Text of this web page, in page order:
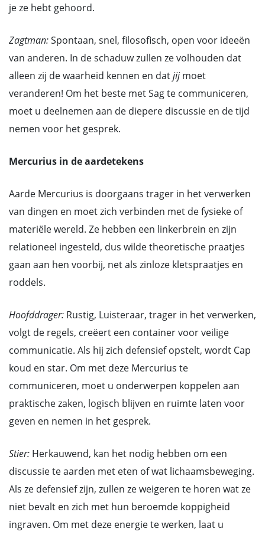
je ze hebt gehoord.
Zagtman:Spontaan, snel, filosofisch, open voor ideeën
van anderen. In de schaduw zullen ze volhouden dat
alleen zij de waarheid kennen en datjijmoet
veranderen! Om het beste met Sag te communiceren,
moet u deelnemen aan de diepere discussie en de tijd
nemen voor het gesprek.
Mercurius in de aardetekens
Aarde Mercurius is doorgaans trager in het verwerken
van dingen en moet zich verbinden met de fysieke of
materiële wereld. Ze hebben een linkerbrein en zijn
relationeel ingesteld, dus wilde theoretische praatjes
gaan aan hen voorbij, net als zinloze kletspraatjes en
roddels.
Hoofddrager: Rustig, Luisteraar, trager in het verwerken,
volgt de regels, creëert een container voor veilige
communicatie. Als hij zich defensief opstelt, wordt Cap
koud en star. Om met deze Mercurius te
communiceren, moet u onderwerpen koppelen aan
praktische zaken, logisch blijven en ruimte laten voor
geven en nemen in het gesprek.
Stier: Herkauwend, kan het nodig hebben om een
discussie te aarden met eten of wat lichaamsbeweging.
Als ze defensief zijn, zullen ze weigeren te horen wat ze
niet bevalt en zich met hun beroemde koppigheid
ingraven. Om met deze energie te werken, laat u